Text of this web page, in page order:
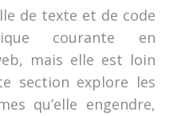
de texte et de code
courante en
mais elle est loin
section explore les
qu’elle engendre,